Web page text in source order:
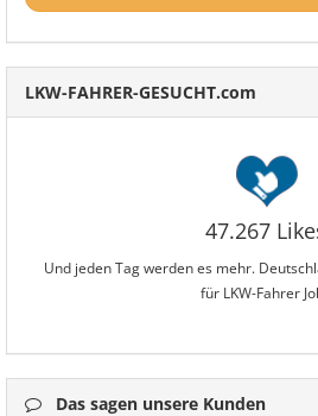
LKW-FAHRER-GESUCHT.com
47.267
Und jeden Tag werden es mehr.
für LKW-Fahrer
Das sagen unsere Kunden